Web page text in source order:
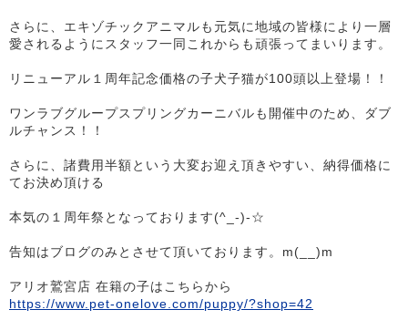
さらに、エキゾチックアニマルも元気に地域の皆様により一層
愛されるようにスタッフ一同これからも頑張ってまいります。
リニューアル１周年記念価格の子犬子猫が100頭以上登場！！
ワンラブグループスプリングカーニバルも開催中のため、ダブ
ルチャンス！！
さらに、諸費用半額という大変お迎え頂きやすい、納得価格に
てお決め頂ける
本気の１周年祭となっております(^_-)-☆
告知はブログのみとさせて頂いております。m(__)m
アリオ鷲宮店 在籍の子はこちらから
https://www.pet-onelove.com/puppy/?shop=42